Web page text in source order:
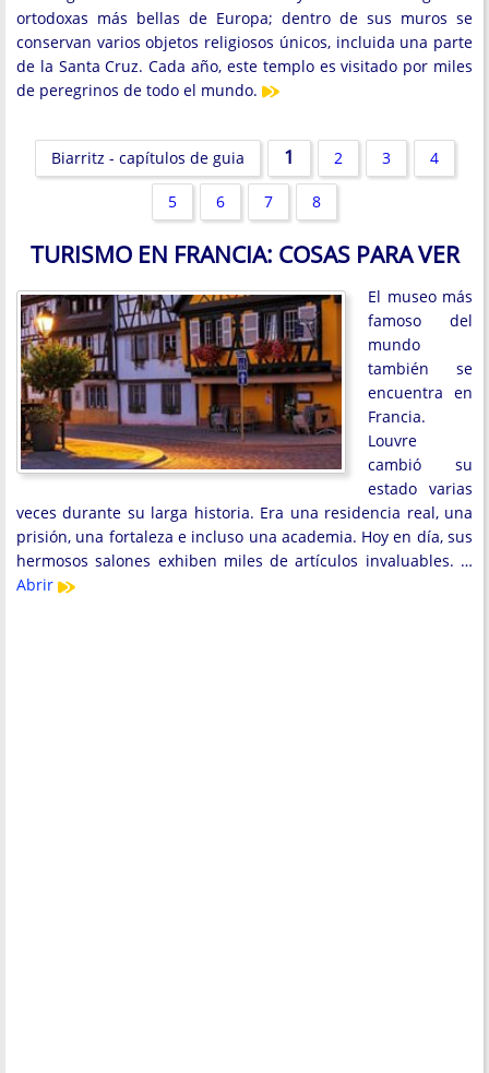
ortodoxas más bellas de Europa; dentro de sus muros se
conservan varios objetos religiosos únicos, incluida una parte
de la Santa Cruz. Cada año, este templo es visitado por miles
de peregrinos de todo el mundo.
Biarritz - capítulos de guia 1 2 3 4
5 6 7 8
TURISMO EN FRANCIA: COSAS PARA VER
El museo más
famoso del
mundo
también se
encuentra en
Francia.
Louvre
cambió su
estado varias
veces durante su larga historia. Era una residencia real, una
prisión, una fortaleza e incluso una academia. Hoy en día, sus
hermosos salones exhiben miles de artículos invaluables. …
Abrir